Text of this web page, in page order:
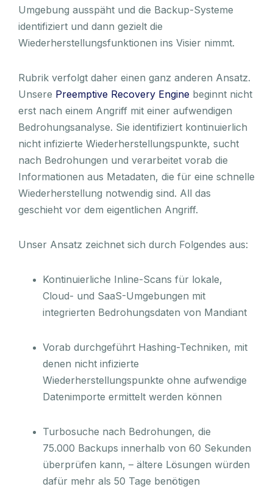
Umgebung ausspäht und die Backup-Systeme
identifiziert und dann gezielt die
Wiederherstellungsfunktionen ins Visier nimmt.
Rubrik verfolgt daher einen ganz anderen Ansatz.
Unsere Preemptive Recovery Engine beginnt nicht
erst nach einem Angriff mit einer aufwendigen
Bedrohungsanalyse. Sie identifiziert kontinuierlich
nicht infizierte Wiederherstellungspunkte, sucht
nach Bedrohungen und verarbeitet vorab die
Informationen aus Metadaten, die für eine schnelle
Wiederherstellung notwendig sind. All das
geschieht vor dem eigentlichen Angriff.
Unser Ansatz zeichnet sich durch Folgendes aus:
Kontinuierliche Inline-Scans für lokale,
Cloud- und SaaS-Umgebungen mit
integrierten Bedrohungsdaten von Mandiant
Vorab durchgeführt Hashing-Techniken, mit
denen nicht infizierte
Wiederherstellungspunkte ohne aufwendige
Datenimporte ermittelt werden können
Turbosuche nach Bedrohungen, die
75.000 Backups innerhalb von 60 Sekunden
überprüfen kann, – ältere Lösungen würden
dafür mehr als 50 Tage benötigen